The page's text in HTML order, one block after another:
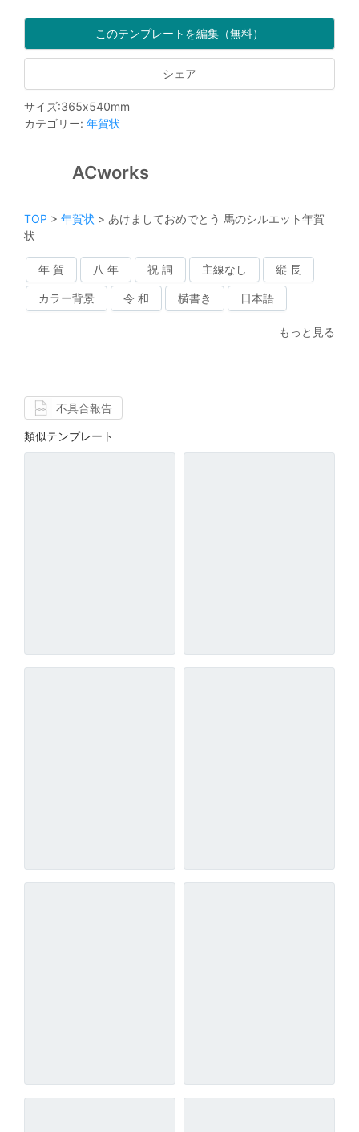
このテンプレートを編集（無料）
シェア
サイズ:365x540mm
カテゴリー: 年賀状
ACworks
TOP > 年賀状 > あけましておめでとう 馬のシルエット年賀
状
年 賀 八 年 祝 詞 主線なし 縦 長
カラー背景 令 和 横書き 日本語
もっと見る
不具合報告
類似テンプレート